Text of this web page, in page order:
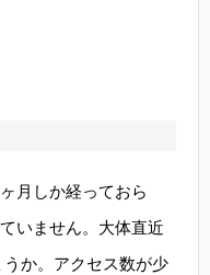
月しか経っておら
いません。大体直近
か。アクセス数が少